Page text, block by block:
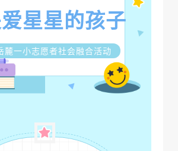
星星的孩子
麓一小志愿者社会融合活动